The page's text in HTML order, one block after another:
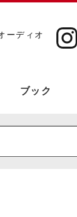
ーディオ
ブック